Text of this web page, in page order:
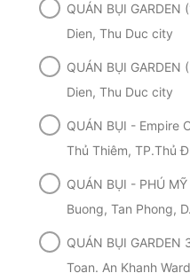
QUÁN BỤI
Dien, Thu Duc city
QUÁN BỤI
Dien, Thu Duc city
QUÁN BỤI - Empire
Thủ Thiêm, TP.Thủ
QUÁN BỤI - PHÚ
Buong, Tan Phong,
QUÁN BỤI GARDEN
Toan. An Khanh